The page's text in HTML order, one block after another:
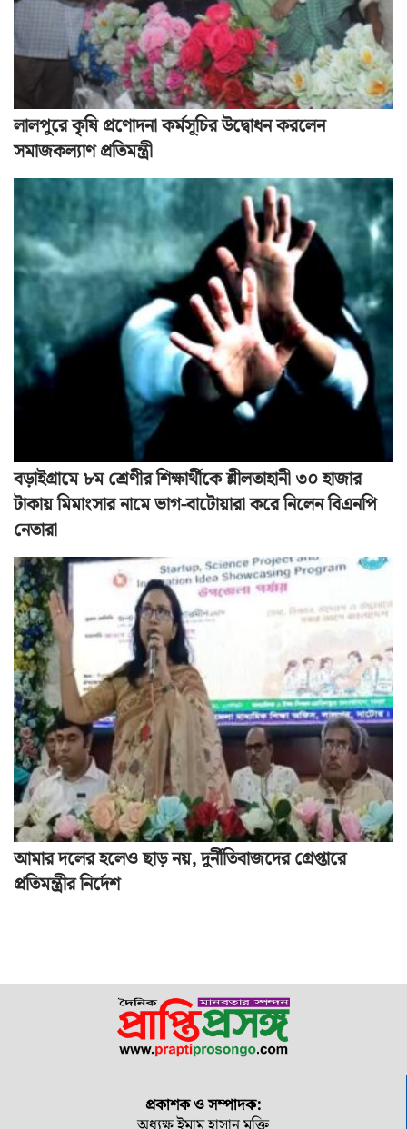
লালপুরে কৃষি প্রণোদনা কর্মসূচির উদ্বোধন করলেন
সমাজকল্যাণ প্রতিমন্ত্রী
বড়াইগ্রামে ৮ম শ্রেণীর শিক্ষার্থীকে শ্লীলতাহানী ৩০ হাজার
টাকায় মিমাংসার নামে ভাগ-বাটোয়ারা করে নিলেন বিএনপি
নেতারা
আমার দলের হলেও ছাড় নয়, দুর্নীতিবাজদের গ্রেপ্তারে
প্রতিমন্ত্রীর নির্দেশ
প্রকাশক ও সম্পাদক: